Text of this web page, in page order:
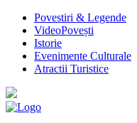
Povestiri & Legende
VideoPovești
Istorie
Evenimente Culturale
Atractii Turistice